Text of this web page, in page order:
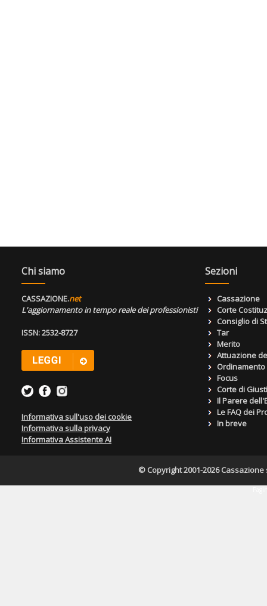
Chi siamo
CASSAZIONE.net
L'aggiornamento in tempo reale dei professionisti
ISSN: 2532-8727
Informativa sull'uso dei cookie
Informativa sulla privacy
Informativa Assistente AI
Sezioni
Cassazione
Corte
Consiglio di
Tar
Merito
Attuazione
Focus
Corte di
Il Parere
Le FAQ dei
In breve
© Copyright 2001-2026 Cassazione